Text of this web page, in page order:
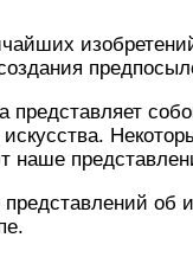
об